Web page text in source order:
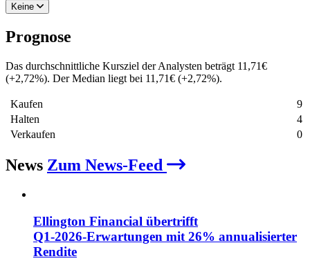
Keine
Prognose
Das durchschnittliche Kursziel der Analysten beträgt 11,71€
(+2,72%). Der Median liegt bei 11,71€ (+2,72%).
Kaufen
9
Halten
4
Verkaufen
0
News Zum News-Feed
Ellington Financial übertrifft
Q1‑2026‑Erwartungen mit 26% annualisierter
Rendite